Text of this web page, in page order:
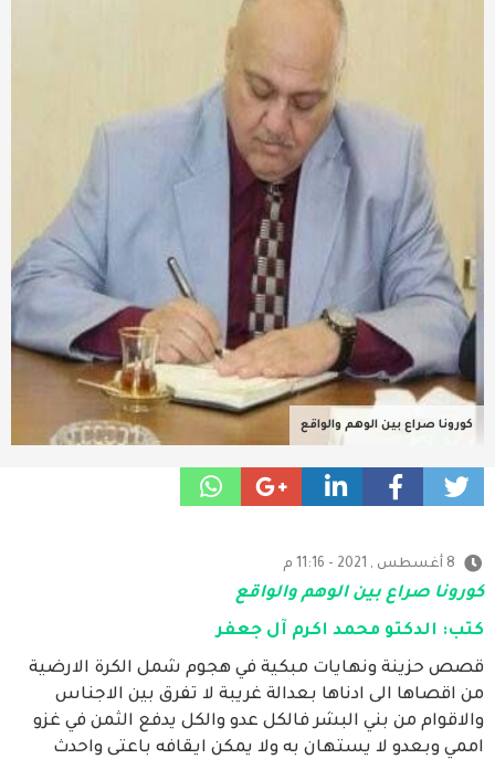
كورونا صراع بين الوهم والواقع
8 أغسطس , 2021 - 11:16 م
كورونا صراع بين الوهم والواقع
كتب: الدكتو محمد اكرم آل جعفر
قصص حزينة ونهايات مبكية في هجوم شمل الكرة الارضية
من اقصاها الى ادناها بعدالة غريبة لا تفرق بين الاجناس
والاقوام من بني البشر فالكل عدو والكل يدفع الثمن في غزو
اممي وبعدو لا يستهان به ولا يمكن ايقافه باعتى واحدث
تحقيقات صحفية
مقالات
عامة ومنوعات
طب وصحة